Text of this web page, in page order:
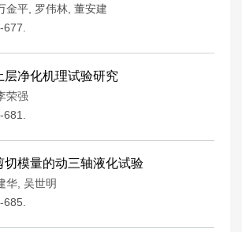
金平 罗伟林 董安建
层净化机理试验研究
荣强
切模量的动三轴液化试验
华 吴世明